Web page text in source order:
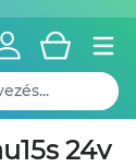
24v